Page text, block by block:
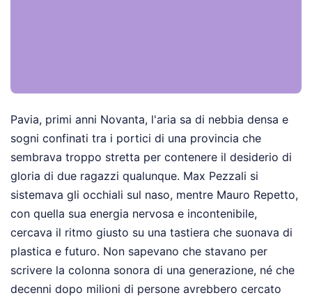
Pavia, primi anni Novanta, l'aria sa di nebbia densa e
sogni confinati tra i portici di una provincia che
sembrava troppo stretta per contenere il desiderio di
gloria di due ragazzi qualunque. Max Pezzali si
sistemava gli occhiali sul naso, mentre Mauro Repetto,
con quella sua energia nervosa e incontenibile,
cercava il ritmo giusto su una tastiera che suonava di
plastica e futuro. Non sapevano che stavano per
scrivere la colonna sonora di una generazione, né che
decenni dopo milioni di persone avrebbero cercato